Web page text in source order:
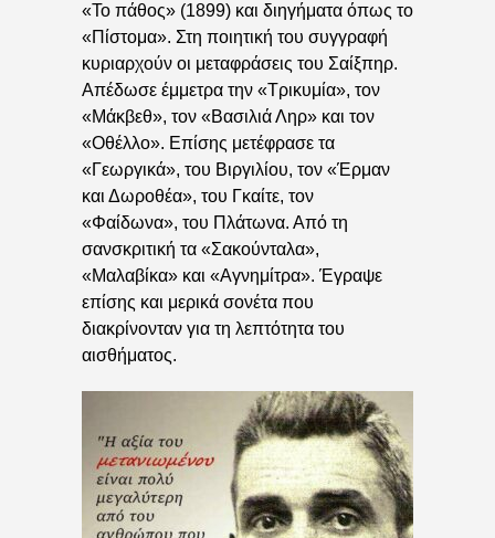
«Το πάθος» (1899) και διηγήματα όπως το
«Πίστομα». Στη ποιητική του συγγραφή
κυριαρχούν οι μεταφράσεις του Σαίξπηρ.
Απέδωσε έμμετρα την «Τρικυμία», τον
«Μάκβεθ», τον «Βασιλιά Ληρ» και τον
«Οθέλλο». Επίσης μετέφρασε τα
«Γεωργικά», του Βιργιλίου, τον «Έρμαν
και Δωροθέα», του Γκαίτε, τον
«Φαίδωνα», του Πλάτωνα. Από τη
σανσκριτική τα «Σακούνταλα»,
«Μαλαβίκα» και «Αγνημίτρα». Έγραψε
επίσης και μερικά σονέτα που
διακρίνονταν για τη λεπτότητα του
αισθήματος.